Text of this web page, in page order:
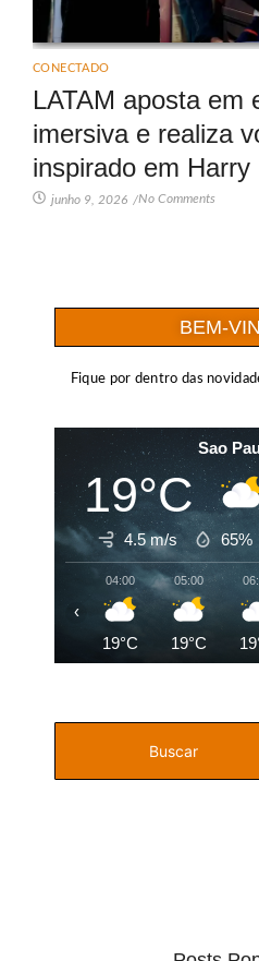
CONECTADO
LATAM aposta em
imersiva e realiza
inspirado em Harry
junho 9, 2026 /No Comments
BEM-
Fique por dentro das
Sao
19°C
4.5 m/s 65%
04:00
19°C
05:00
19°C
‹